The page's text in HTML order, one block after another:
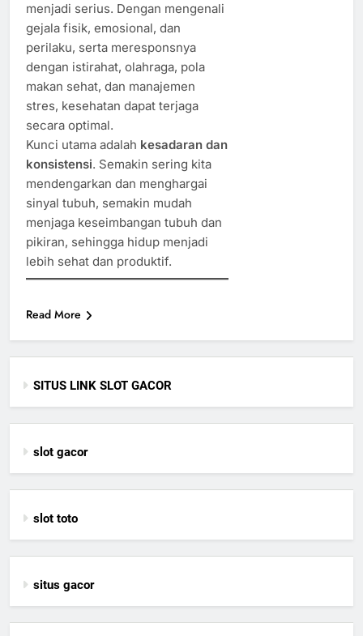
menjadi serius. Dengan mengenali
gejala fisik, emosional, dan
perilaku, serta meresponsnya
dengan istirahat, olahraga, pola
makan sehat, dan manajemen
stres, kesehatan dapat terjaga
secara optimal.
Kunci utama adalah kesadaran dan
konsistensi. Semakin sering kita
mendengarkan dan menghargai
sinyal tubuh, semakin mudah
menjaga keseimbangan tubuh dan
pikiran, sehingga hidup menjadi
lebih sehat dan produktif.
Read More
SITUS LINK SLOT GACOR
slot gacor
slot toto
situs gacor